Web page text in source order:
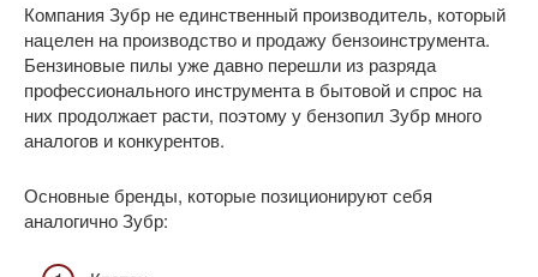
Компания Зубр не единственный производитель, который
нацелен на производство и продажу бензоинструмента.
Бензиновые пилы уже давно перешли из разряда
профессионального инструмента в бытовой и спрос на
них продолжает расти, поэтому у бензопил Зубр много
аналогов и конкурентов.
Основные бренды, которые позиционируют себя
аналогично Зубр: